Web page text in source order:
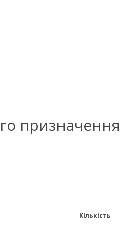
призначення
Кількість